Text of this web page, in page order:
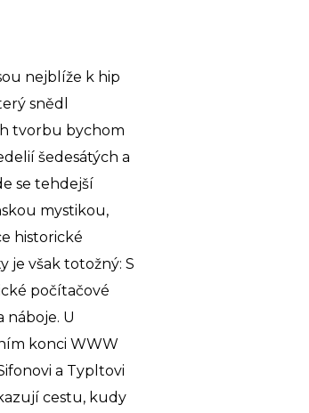
nejblíže k hip
snědl
tvorbu bychom
šedesátých a
se tehdejší
mystikou,
historické
je však totožný: S
počítačové
U
konci WWW
a Typltovi
cestu, kudy